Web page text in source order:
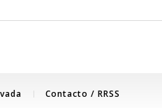
Contacto / RRSS